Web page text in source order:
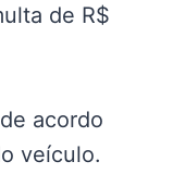
de R$
acordo
veículo.